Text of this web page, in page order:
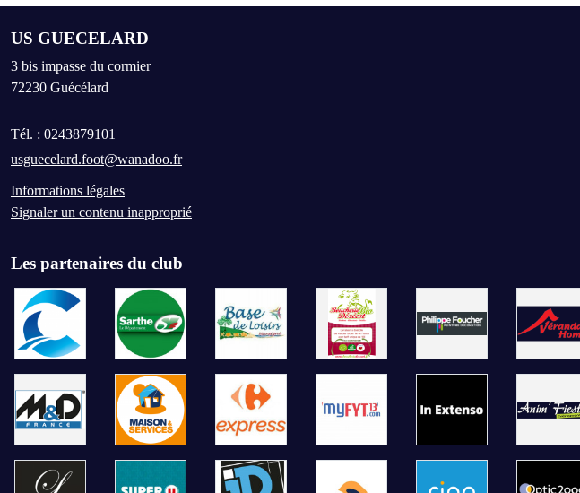
US GUECELARD
3 bis impasse du cormier
72230 Guécélard
Tél. : 0243879101
usguecelard.foot@wanadoo.fr
Informations légales
Signaler un contenu inapproprié
Les partenaires du club